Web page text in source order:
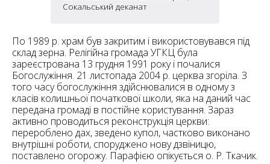
Сокальський деканат
По 1989 р. храм був закритим і використовувався під
склад зерна. Релігійна громада УГКЦ була
зареєстрована 13 грудня 1991 року і почалися
Богослужіння. 21 листопада 2004 р. церква згоріла. З
того часу богослужіння здійснювалися в одному з
класів колишньої початкової школи, яка на даний час
передана громаді в постійне користування. Зараз
активно проводиться реконструкція церкви:
перероблено дах, зведено купол, частково виконано
внутрішні роботи, споруджено нову дзвіницю,
поставлено огорожу. Парафією опікується о. Р. Ткачик.
16
182
22 5
10
6
4
6
2
2